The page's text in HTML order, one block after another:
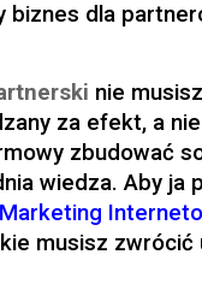
biznes dla
nie
za efekt, a
zbudować
wiedza. Aby ja
Marketing
musisz